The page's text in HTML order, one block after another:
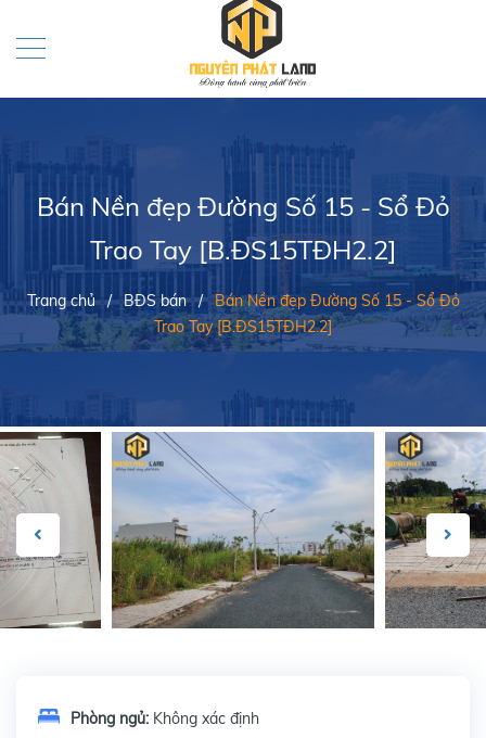
Bán Nền đẹp Đường Số 15 - Sổ Đỏ
Trao Tay [B.ĐS15TĐH2.2]
Trang chủ / BĐS bán / Bán Nền đẹp Đường Số 15 - Sổ Đỏ
Trao Tay [B.ĐS15TĐH2.2]
Phòng ngủ: Không xác định